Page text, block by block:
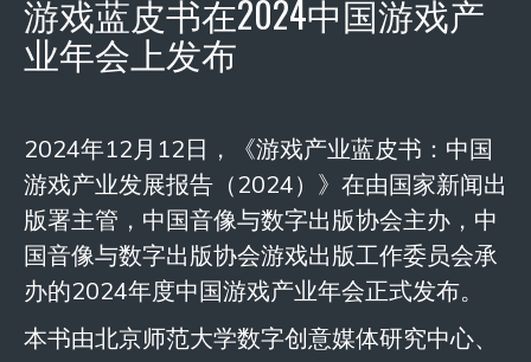
游戏蓝皮书在2024中国游戏产
业年会上发布
2024年12月12日，《游戏产业蓝皮书：中国
游戏产业发展报告（2024）》在由国家新闻出
版署主管，中国音像与数字出版协会主办，中
国音像与数字出版协会游戏出版工作委员会承
办的2024年度中国游戏产业年会正式发布。
本书由北京师范大学数字创意媒体研究中心、